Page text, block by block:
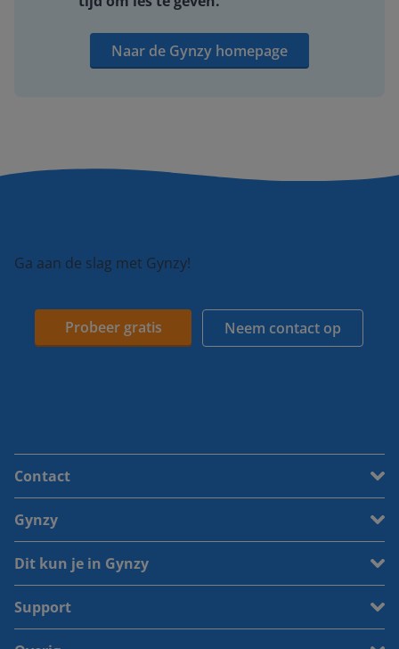
Naar de Gynzy homepage
Ga aan de slag met Gynzy!
Probeer gratis Neem contact op
Contact
Gynzy
Dit kun je in Gynzy
Support